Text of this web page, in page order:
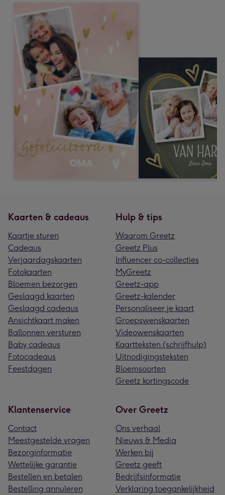
Kaarten & cadeaus
Kaartje sturen
Cadeaus
Verjaardagskaarten
Fotokaarten
Bloemen bezorgen
Geslaagd kaarten
Geslaagd cadeaus
Ansichtkaart maken
Ballonnen versturen
Baby cadeaus
Fotocadeaus
Feestdagen
Hulp & tips
Waarom Greetz
Greetz Plus
Influencer co-collecties
MyGreetz
Greetz-app
Greetz-kalender
Personaliseer je kaart
Groepswenskaarten
Videowenskaarten
Kaartteksten (schrijfhulp)
Uitnodigingsteksten
Bloemsoorten
Greetz kortingscode
Klantenservice
Contact
Meestgestelde vragen
Bezorginformatie
Wettelijke garantie
Bestellen en betalen
Bestelling annuleren
Over Greetz
Ons verhaal
Nieuws & Media
Werken bij
Greetz geeft
Bedrijfsinformatie
Verklaring toegankelijkheid